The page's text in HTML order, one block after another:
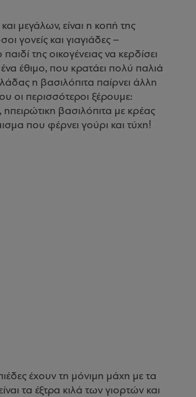
μεγάλων, είναι η κοπή της
γονείς και γιαγιάδες –
της οικογένειας να κερδίσει
έθιμο, που κρατάει πολύ παλιά
η βασιλόπιτα παίρνει άλλη
οι περισσότεροι ξέρουμε:
βασιλόπιτα με κρέας
που φέρνει γούρι και τύχη!
έχουν τη μόνιμη μάχη με τα
τα έξτρα κιλά των γιορτών και